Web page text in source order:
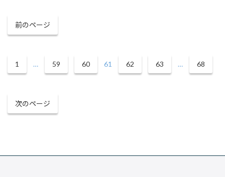
前のページ
1 … 59 60 61 62 63 … 68
次のページ